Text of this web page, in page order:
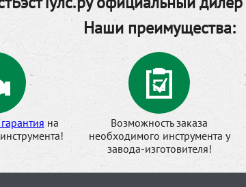
Наши преимущества:
на
Возможность заказа
необходимого инструмента у
завода-изготовителя!